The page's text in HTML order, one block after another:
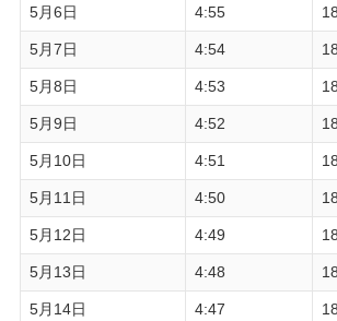
5月6日 4:55
5月7日 4:54
5月8日 4:53
5月9日 4:52
5月10日 4:51
5月11日 4:50
5月12日 4:49
5月13日 4:48
5月14日 4:47